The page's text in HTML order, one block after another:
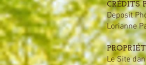
CRÉDITS
Deposit
Lorianne
Le Site